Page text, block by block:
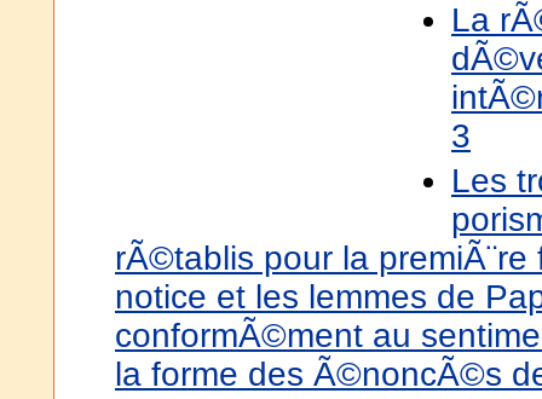
La
3
Les
rÃ©tablis pour la premiÃ¨re
notice et les lemmes de
conformÃ©ment au
la forme des Ã©noncÃ©s